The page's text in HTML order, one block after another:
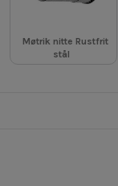
Møtrik nitte Rustfrit
stål